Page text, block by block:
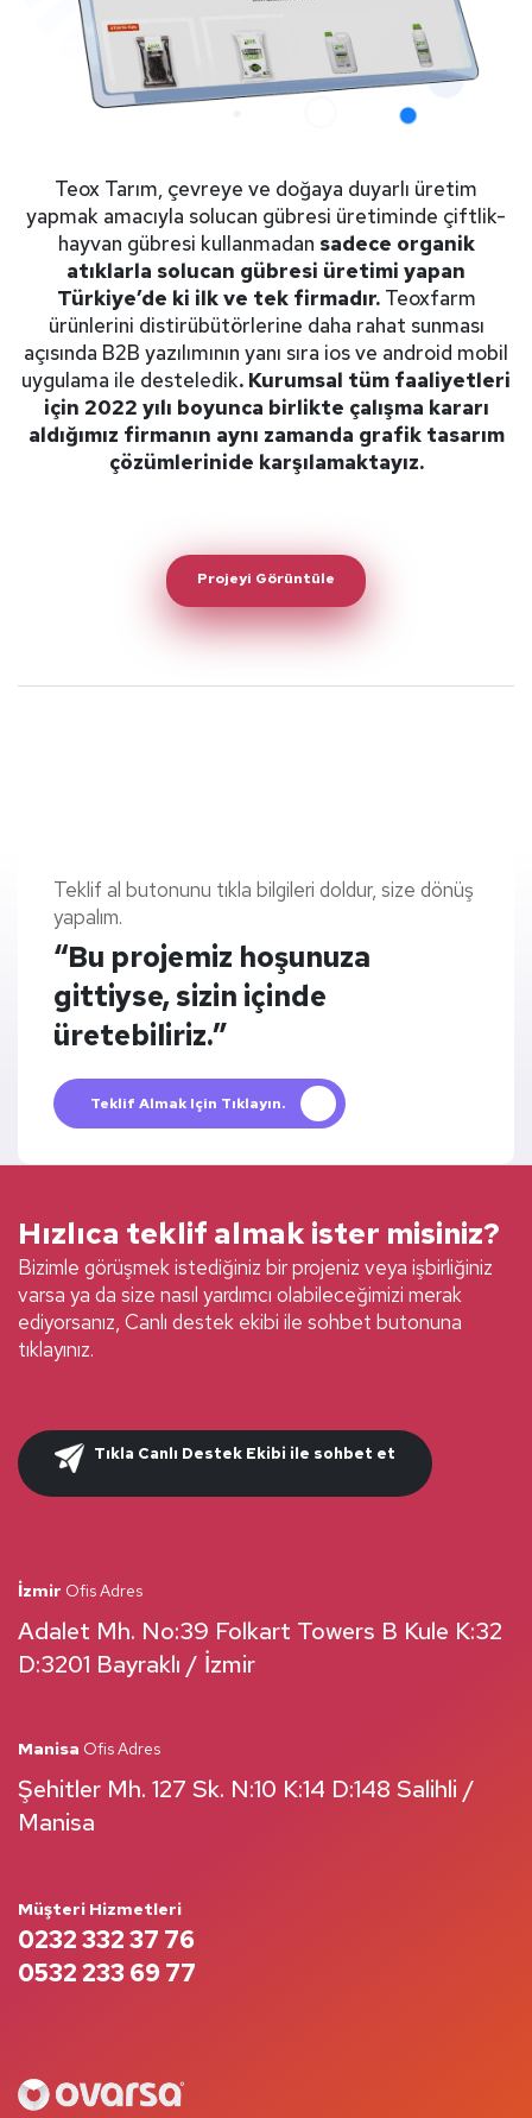
Teox Tarım, çevreye ve doğaya duyarlı üretim
yapmak amacıyla solucan gübresi üretiminde çiftlik-
hayvan gübresi kullanmadan sadece organik
atıklarla solucan gübresi üretimi yapan
Türkiye’de ki ilk ve tek firmadır. Teoxfarm
ürünlerini distirübütörlerine daha rahat sunması
açısında B2B yazılımının yanı sıra ios ve android mobil
uygulama ile desteledik. Kurumsal tüm faaliyetleri
için 2022 yılı boyunca birlikte çalışma kararı
aldığımız firmanın aynı zamanda grafik tasarım
çözümlerinide karşılamaktayız.
Projeyi Görüntüle
Teklif al butonunu tıkla bilgileri doldur, size dönüş
yapalım.
“Bu projemiz hoşunuza
gittiyse, sizin içinde
üretebiliriz.”
Teklif Almak Için Tıklayın.
Hızlıca teklif almak ister misiniz?
Bizimle görüşmek istediğiniz bir projeniz veya işbirliğiniz
varsa ya da size nasıl yardımcı olabileceğimizi merak
ediyorsanız, Canlı destek ekibi ile sohbet butonuna
tıklayınız.
Tıkla Canlı Destek Ekibi ile sohbet et
İzmir Ofis Adres
Adalet Mh. No:39 Folkart Towers B Kule K:32
D:3201 Bayraklı / İzmir
Manisa Ofis Adres
Şehitler Mh. 127 Sk. N:10 K:14 D:148 Salihli /
Manisa
Müşteri Hizmetleri
0232 332 37 76
0532 233 69 77